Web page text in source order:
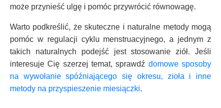
może przynieść ulgę i pomóc przywrócić równowagę.
Warto podkreślić, że skuteczne i naturalne metody mogą
pomóc w regulacji cyklu menstruacyjnego, a jednym z
takich naturalnych podejść jest stosowanie ziół. Jeśli
interesuje Cię szerzej temat, sprawdź domowe sposoby
na wywołanie spóźniającego się okresu, zioła i inne
metody na przyspieszenie miesiączki.